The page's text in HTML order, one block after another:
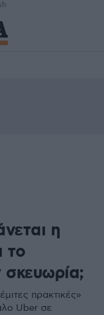
η
το
σκευωρία;
πρακτικές»
Uber σε